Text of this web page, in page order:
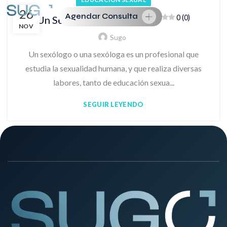
Agendar Consulta
26
NOV
Un Sexólogo, ¿Qué es? 0 (0)
Sugo
Un sexólogo o una sexóloga es un profesional que
estudia la sexualidad humana, y que realiza diversas
labores, tanto de educación sexua...
SEGUIR LEYENDO